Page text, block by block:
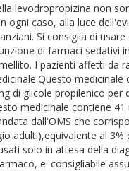
levodropropizina non
ogni caso, alla luce
Si consiglia di
di farmaci sedativi
I pazienti affetti
di glicole propilenico
medicinale contiene
dall'OMS che
adulti),equivalente al
solo in attesa della
e' consigliabile